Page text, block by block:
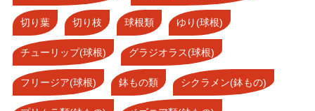
切り葉 切り枝 球根類 ゆり(球根)
チューリップ(球根) グラジオラス(球根)
フリージア(球根) 鉢もの類 シクラメン(鉢もの)